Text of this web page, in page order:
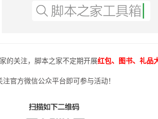
的关注，脚本之家不定期开展红包、图书、礼品
注官方微信公众平台即可参与活动！